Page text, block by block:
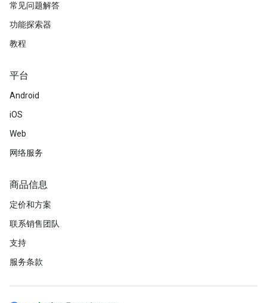
常见问题解答
功能探索器
教程
平台
Android
iOS
Web
网络服务
商品信息
定价和方案
联系销售团队
支持
服务条款